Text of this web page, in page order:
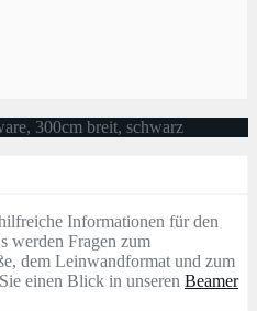
300cm breit, schwarz
Informationen für den
werden Fragen zum
dem Leinwandformat und zum
einen Blick in unseren Beamer